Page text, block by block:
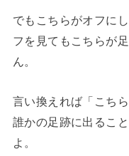
でもこちらがオフに
フを見てもこちらが
ん。
言い換えれば「こち
誰かの足跡に出るこ
よ。